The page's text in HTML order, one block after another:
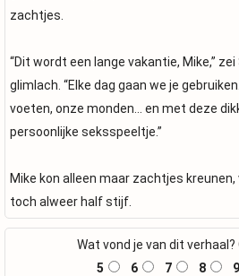
zachtjes.
“Dit wordt een lange vakantie, Mike,”
glimlach. “Elke dag gaan we je
voeten, onze monden… en met deze
persoonlijke seksspeeltje.”
Mike kon alleen maar zachtjes
toch alweer half stijf.
Wat vond je van dit
5
6 7 8 9